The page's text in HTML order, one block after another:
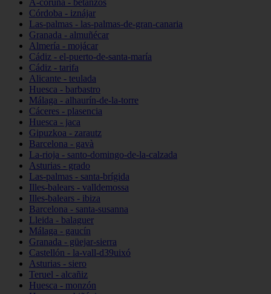
A-coruña - betanzos
Córdoba - iznájar
Las-palmas - las-palmas-de-gran-canaria
Granada - almuñécar
Almería - mojácar
Cádiz - el-puerto-de-santa-maría
Cádiz - tarifa
Alicante - teulada
Huesca - barbastro
Málaga - alhaurín-de-la-torre
Cáceres - plasencia
Huesca - jaca
Gipuzkoa - zarautz
Barcelona - gavà
La-rioja - santo-domingo-de-la-calzada
Asturias - grado
Las-palmas - santa-brígida
Illes-balears - valldemossa
Illes-balears - ibiza
Barcelona - santa-susanna
Lleida - balaguer
Málaga - gaucín
Granada - güejar-sierra
Castellón - la-vall-d39uixó
Asturias - siero
Teruel - alcañiz
Huesca - monzón